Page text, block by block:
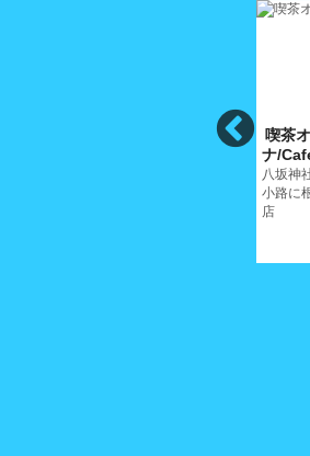
堂/TakaharaSeikichiShokudo
喫茶
ナ/
八坂神
小路に
店